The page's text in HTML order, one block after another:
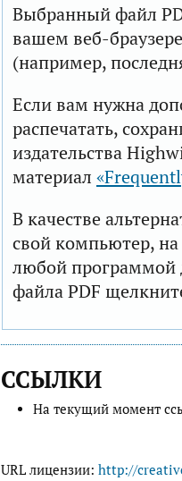
Выбранный файл
вашем веб-
(например,
Если вам нужна
распечатать,
издательства
материал
В качестве
свой компьютер,
любой программой
файла PDF
ССЫЛКИ
На текущий момент
URL лицензии: http://